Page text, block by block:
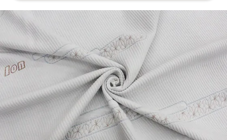
SITEMAP
PRIVACY
POLICY